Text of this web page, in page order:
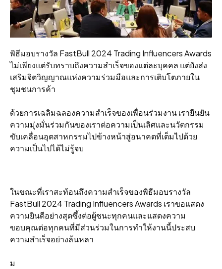
พิธีมอบรางวัล FastBull 2024 Trading Influencers Awards
ไม่เพียงแต่รับทราบถึงความสําเร็จของแต่ละบุคคล แต่ยังส่ง
เสริมจิตวิญญาณแห่งความร่วมมือและการเติบโตภายใน
ชุมชนการค้า
ด้วยการเฉลิมฉลองความสําเร็จของเพื่อนร่วมงาน เรายืนยัน
ความมุ่งมั่นร่วมกันของเราต่อความเป็นเลิศและนวัตกรรม
ขับเคลื่อนอุตสาหกรรมไปข้างหน้าสู่อนาคตที่เต็มไปด้วย
ความเป็นไปได้ไม่รู้จบ
ในขณะที่เราสะท้อนถึงความสําเร็จของพิธีมอบรางวัล
FastBull 2024 Trading Influencers Awards เราขอแสดง
ความยินดีอย่างสุดซึ้งต่อผู้ชนะทุกคนและแสดงความ
ขอบคุณต่อทุกคนที่มีส่วนร่วมในการทําให้งานนี้ประสบ
ความสําเร็จอย่างล้นหลา
ม